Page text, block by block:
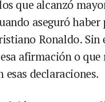
que alcanzó
aseguró
Ronaldo. Sin
afirmación o
declaraciones.